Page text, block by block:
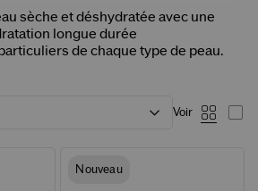
sèche et déshydratée avec une
longue durée
de chaque type de peau.
Voir
Nouveau